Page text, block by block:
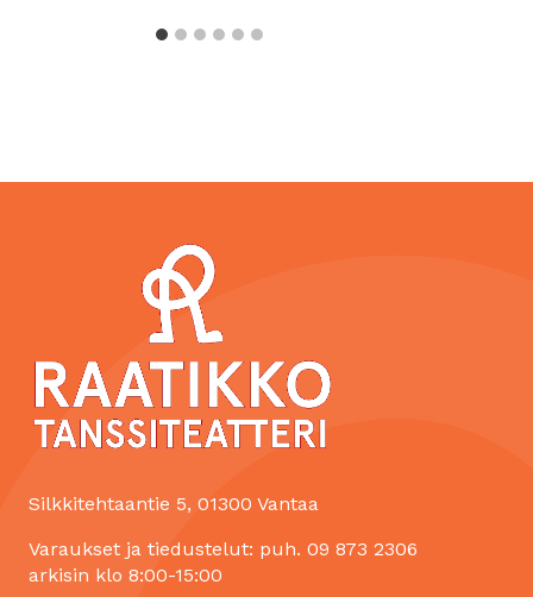
Silkkitehtaantie 5, 01300 Vantaa
Varaukset ja tiedustelut: puh. 09 873 2306
arkisin klo 8:00-15:00